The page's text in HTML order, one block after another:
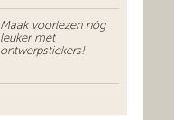
Maak voorlezen nóg
leuker met
ontwerpstickers!